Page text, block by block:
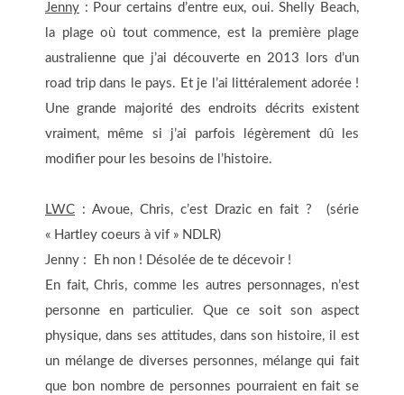
Jenny : Pour certains d’entre eux, oui. Shelly Beach,
la plage où tout commence, est la première plage
australienne que j’ai découverte en 2013 lors d’un
road trip dans le pays. Et je l’ai littéralement adorée !
Une grande majorité des endroits décrits existent
vraiment, même si j’ai parfois légèrement dû les
modifier pour les besoins de l’histoire.
LWC : Avoue, Chris, c’est Drazic en fait ? (série
« Hartley coeurs à vif » NDLR)
Jenny : Eh non ! Désolée de te décevoir !
En fait, Chris, comme les autres personnages, n’est
personne en particulier. Que ce soit son aspect
physique, dans ses attitudes, dans son histoire, il est
un mélange de diverses personnes, mélange qui fait
que bon nombre de personnes pourraient en fait se